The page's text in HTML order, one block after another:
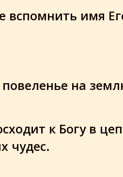
вспомнить имя
на
к Богу в
чудес.